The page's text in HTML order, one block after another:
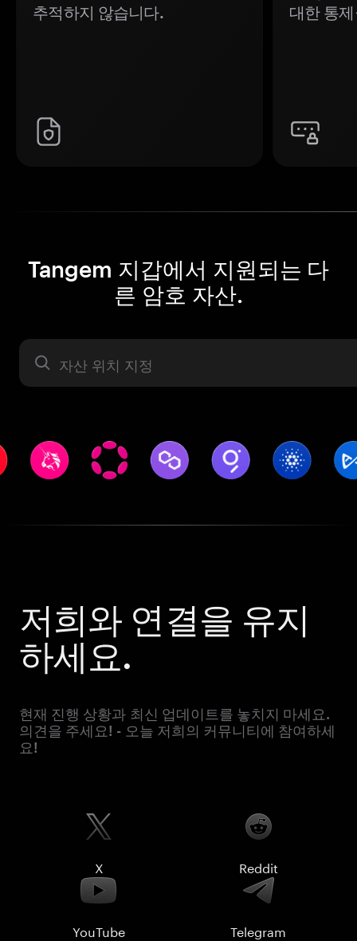
추적하지 않습니다.
대한 통
Tangem 지갑에서 지원되는 다
른 암호 자산.
자산 라벨
저희와 연결을 유지
하세요.
현재 진행 상황과 최신 업데이트를 놓치지 마세요.
의견을 주세요! - 오늘 저희의 커뮤니티에 참여하세
요!
X Reddit
YouTube Telegram